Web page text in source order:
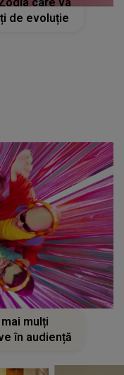
de evoluție
mulți
în audiență